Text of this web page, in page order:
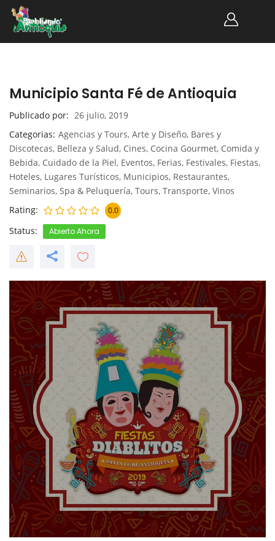
Municipio Santa Fé de Antioquia
Publicado por
26 julio, 2019
Categorias Agencias y Tours, Arte y Diseño, Bares y
Discotecas, Belleza y Salud, Cines, Cocina Gourmet, Comida y
Bebida, Cuidado de la Piel, Eventos, Ferias, Festivales, Fiestas,
Hoteles, Lugares Turísticos, Municipios, Restaurantes,
Seminarios, Spa & Peluquería, Tours, Transporte, Vinos
Rating
0.0
Status Abierto Ahora